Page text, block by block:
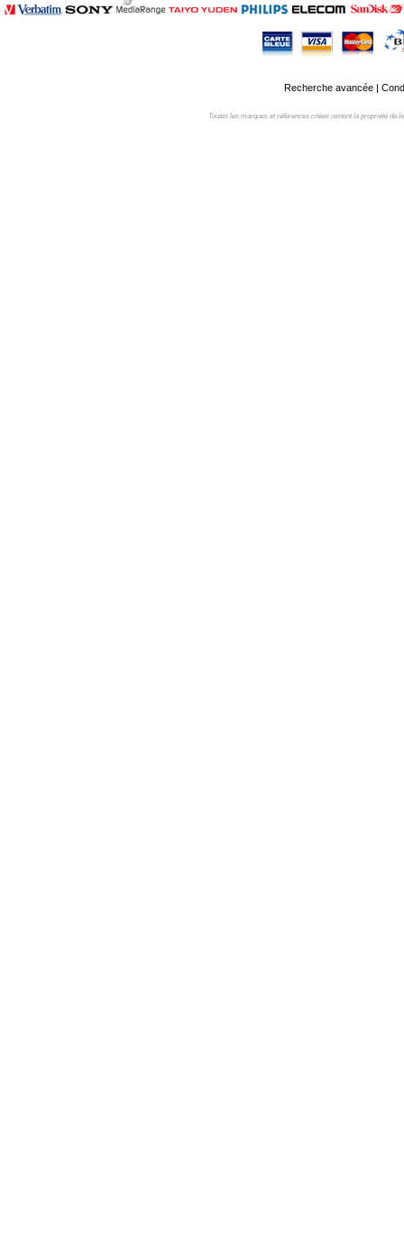
Recherche avancée|
Toutes les marques et références citées restent la propriété de